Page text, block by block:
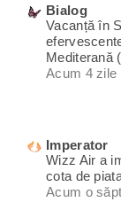
Bialog
Vacanță în
Mediterană
Acum 4 zile
Imperator
Wizz Air a
cota de
Acum o